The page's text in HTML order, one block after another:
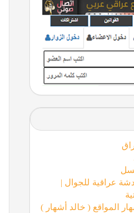
عراقية للجوال |
المواقع ( خالد أشهار )